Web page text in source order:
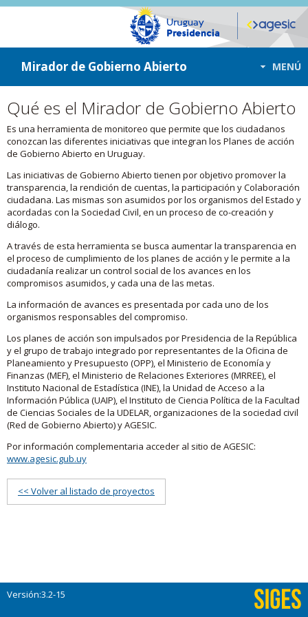
ir a contenido
ir al menú
Mirador de Gobierno Abierto MENÚ
Qué es el Mirador de Gobierno Abierto
Es una herramienta de monitoreo que permite que los ciudadanos
conozcan las diferentes iniciativas que integran los Planes de acción
de Gobierno Abierto en Uruguay.
Las iniciativas de Gobierno Abierto tienen por objetivo promover la
transparencia, la rendición de cuentas, la participación y Colaboración
ciudadana. Las mismas son asumidos por los organismos del Estado y
acordadas con la Sociedad Civil, en un proceso de co-creación y
diálogo.
A través de esta herramienta se busca aumentar la transparencia en
el proceso de cumplimiento de los planes de acción y le permite a la
ciudadanía realizar un control social de los avances en los
compromisos asumidos, y cada una de las metas.
La información de avances es presentada por cada uno de los
organismos responsables del compromiso.
Los planes de acción son impulsados por Presidencia de la República
y el grupo de trabajo integrado por representantes de la Oficina de
Planeamiento y Presupuesto (OPP), el Ministerio de Economía y
Finanzas (MEF), el Ministerio de Relaciones Exteriores (MRREE), el
Instituto Nacional de Estadística (INE), la Unidad de Acceso a la
Información Pública (UAIP), el Instituto de Ciencia Política de la Facultad
de Ciencias Sociales de la UDELAR, organizaciones de la sociedad civil
(Red de Gobierno Abierto) y AGESIC.
Por información complementaria acceder al sitio de AGESIC:
www.agesic.gub.uy
<< Volver al listado de proyectos
Versión:3.2-15